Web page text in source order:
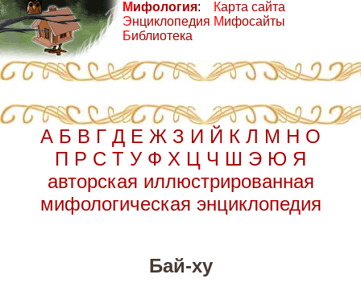
Мифология:
Энциклопедия
Библиотека
Карта сайта
Мифосайты
А Б В Г Д Е Ж З И Й К Л М Н О
П Р С Т У Ф Х Ц Ч Ш Э Ю Я
авторская иллюстрированная
мифологическая энциклопедия
Бай-ху